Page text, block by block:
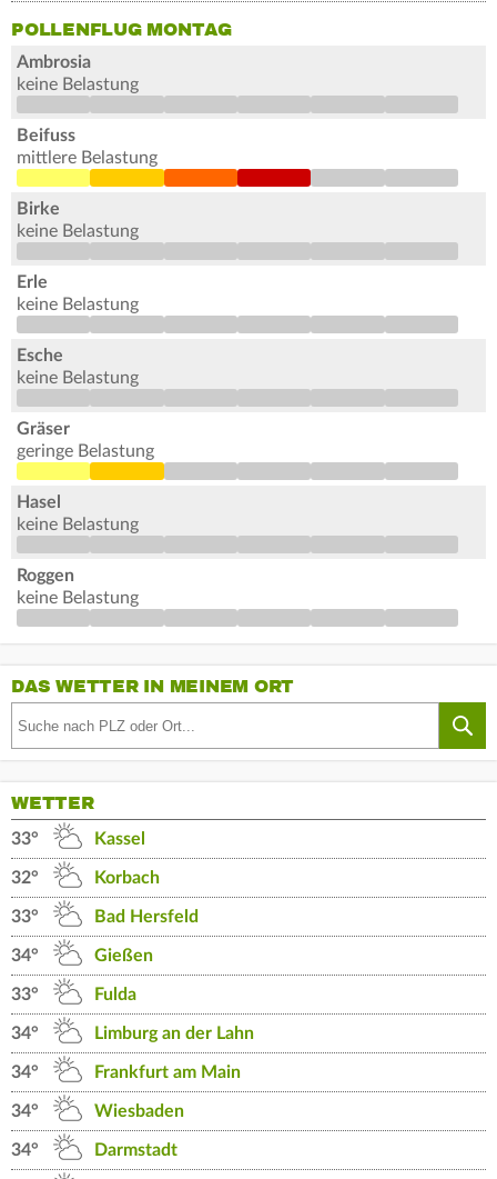
POLLENFLUG MONTAG
Ambrosia
keine Belastung
Beifuss
mittlere Belastung
Birke
keine Belastung
Erle
keine Belastung
Esche
keine Belastung
Gräser
geringe Belastung
Hasel
keine Belastung
Roggen
keine Belastung
DAS WETTER IN MEINEM ORT
WETTER
33° Kassel
32° Korbach
33° Bad Hersfeld
34° Gießen
33° Fulda
34° Limburg an der Lahn
34° Frankfurt am Main
34° Wiesbaden
34° Darmstadt